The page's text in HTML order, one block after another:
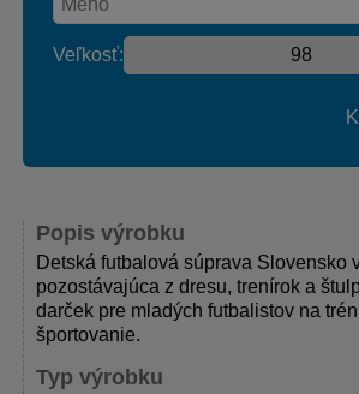
Popis výrobku
Detská futbalová súprava Slovensko
pozostávajúca z dresu, trenírok a
darček pre mladých futbalistov na
športovanie.
Typ výrobku
Veľkosť: